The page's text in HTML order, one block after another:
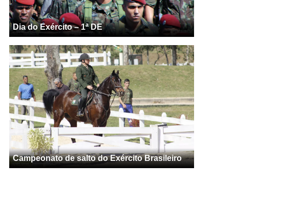
Dia do Exército – 1ª DE
Campeonato de salto do Exército Brasileiro